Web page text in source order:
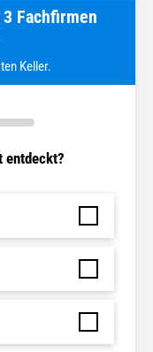
Fachfirmen
Keller.
entdeckt?